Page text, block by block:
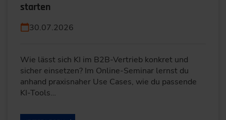
starten
30.07.2026
Wie lässt sich KI im B2B-Vertrieb konkret und
sicher einsetzen? Im Online-Seminar lernst du
anhand praxisnaher Use Cases, wie du passende
KI-Tools…